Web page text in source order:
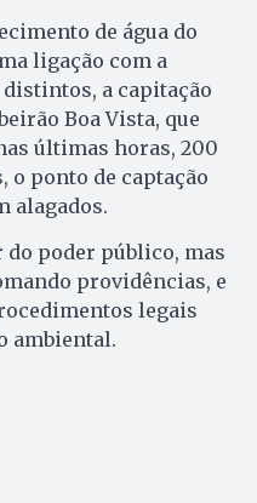
de água do
ligação com a
a capitação
Boa Vista, que
últimas horas, 200
o ponto de captação
alagados.
do poder público, mas
providências, e
legais
ambiental.